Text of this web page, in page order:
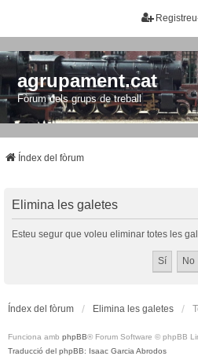
agrupament.cat
Fòrum dels grups de treball
Índex del fòrum
Elimina les galetes
Esteu segur que voleu eliminar totes les
Índex del fòrum Elimina les galetes
Funciona amb phpBB® Forum Software © phpBB
Traducció del phpBB: Isaac Garcia Abrodos